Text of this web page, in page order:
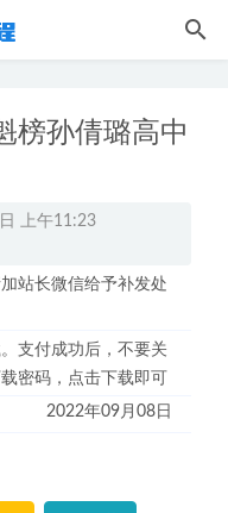
榜孙倩璐高中
上午11:23
站长微信给予补发处
支付成功后，不要关
密码，点击下载即可
2022年09月08日
考物理二三轮复习寒假
05-29
学二三轮复习春季班
专项训练教程